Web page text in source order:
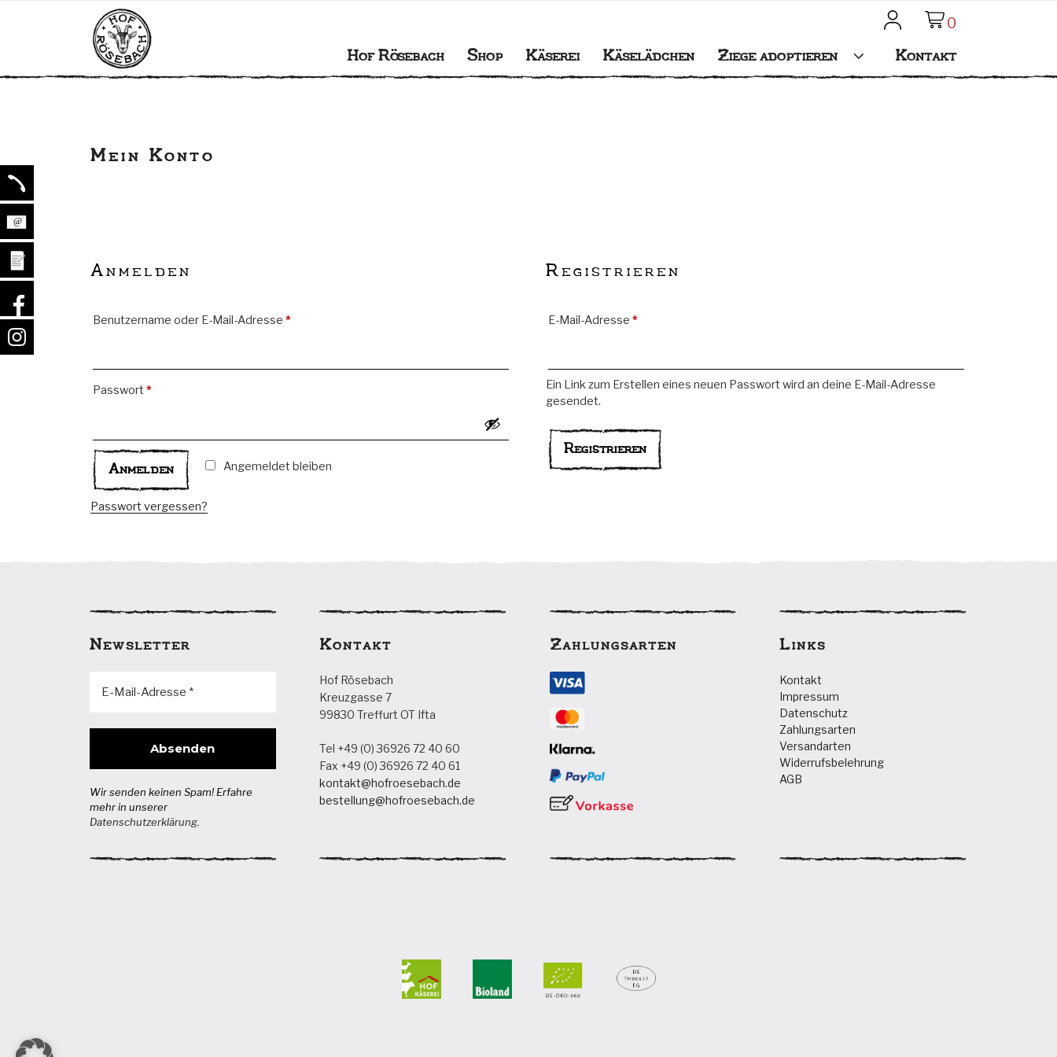
Mein Konto 0
Hof Rösebach Shop Käserei Käselädchen Ziege adoptieren Kontakt
Mein Konto
Anmelden
Benutzername oder E-Mail-Adresse*Erforderlich
Passwort*Erforderlich
Angemeldet bleiben
Anmelden
Passwort vergessen?
Registrieren
E-Mail-Adresse*Erforderlich
Ein Link zum Erstellen eines neuen Passwort wird an deine E-Mail-Adresse
gesendet.
Registrieren
Newsletter
Wir senden keinen Spam! Erfahre
mehr in unserer
Datenschutzerklärung.
Kontakt
Hof Rösebach
Kreuzgasse 7
99830 Treffurt OT Ifta
Tel +49 (0) 36926 72 40 60
Fax +49 (0) 36926 72 40 61
kontakt@hofroesebach.de
bestellung@hofroesebach.de
Zahlungsarten Links
Kontakt
Impressum
Datenschutz
Zahlungsarten
Versandarten
Widerrufsbelehrung
AGB